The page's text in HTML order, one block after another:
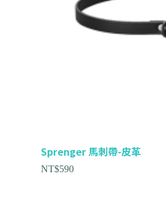
Sprenger 馬刺帶-皮革
NT$590